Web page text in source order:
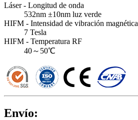
Láser - Longitud de onda
532nm ±10nm luz verde
HIFM - Intensidad de vibración magnética
7 Tesla
HIFM - Temperatura RF
40～50℃
Envío: